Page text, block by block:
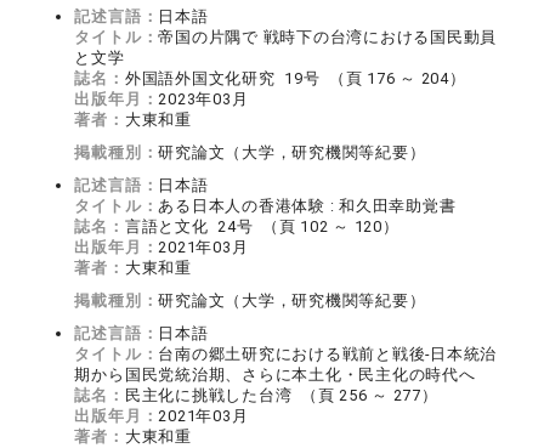
記述言語： 日本語
タイトル：帝国の片隅で 戦時下の台湾における国民動員
と文学
誌名： 外国語外国文化研究 19号 （頁 176 ～ 204）
出版年月：2023年03月
著者： 大東和重
掲載種別：研究論文（大学，研究機関等紀要）
記述言語： 日本語
タイトル：ある日本人の香港体験 : 和久田幸助覚書
誌名： 言語と文化 24号 （頁 102 ～ 120）
出版年月：2021年03月
著者： 大東和重
掲載種別：研究論文（大学，研究機関等紀要）
記述言語： 日本語
タイトル： 台南の郷土研究における戦前と戦後‐日本統治
期から国民党統治期、さらに本土化・民主化の時代へ
誌名： 民主化に挑戦した台湾 （頁 256 ～ 277）
出版年月：2021年03月
著者： 大東和重